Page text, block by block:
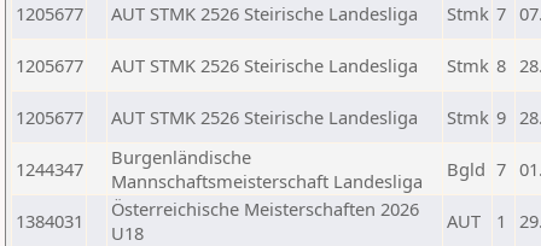
1205677 AUT STMK 2526 Steirische Landesliga Stmk 7
1205677 AUT STMK 2526 Steirische Landesliga Stmk 8
1205677 AUT STMK 2526 Steirische Landesliga Stmk 9
1244347
Burgenländische
Mannschaftsmeisterschaft Landesliga
Bgld 7
1384031
Österreichische Meisterschaften 2026
U18
AUT 1